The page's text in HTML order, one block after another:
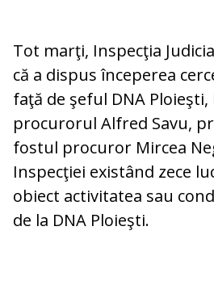
Tot marţi, Inspecţia
că a dispus începerea
faţă de şeful DNA Ploieşti,
procurorul Alfred Savu,
fostul procuror Mircea
Inspecţiei existând zece
obiect activitatea sau
de la DNA Ploieşti.